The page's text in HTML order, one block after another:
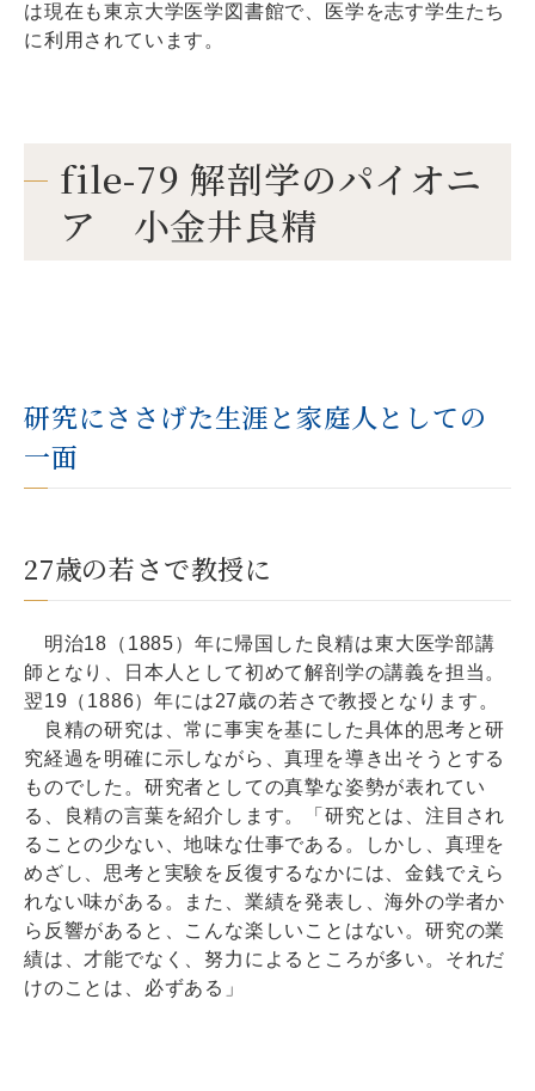
は現在も東京大学医学図書館で、医学を志す学生たち
に利用されています。
file-79 解剖学のパイオニ
ア 小金井良精
研究にささげた生涯と家庭人としての
一面
27歳の若さで教授に
明治18（1885）年に帰国した良精は東大医学部講
師となり、日本人として初めて解剖学の講義を担当。
翌19（1886）年には27歳の若さで教授となります。
良精の研究は、常に事実を基にした具体的思考と研
究経過を明確に示しながら、真理を導き出そうとする
ものでした。研究者としての真摯な姿勢が表れてい
る、良精の言葉を紹介します。「研究とは、注目され
ることの少ない、地味な仕事である。しかし、真理を
めざし、思考と実験を反復するなかには、金銭でえら
れない味がある。また、業績を発表し、海外の学者か
ら反響があると、こんな楽しいことはない。研究の業
績は、才能でなく、努力によるところが多い。それだ
けのことは、必ずある」